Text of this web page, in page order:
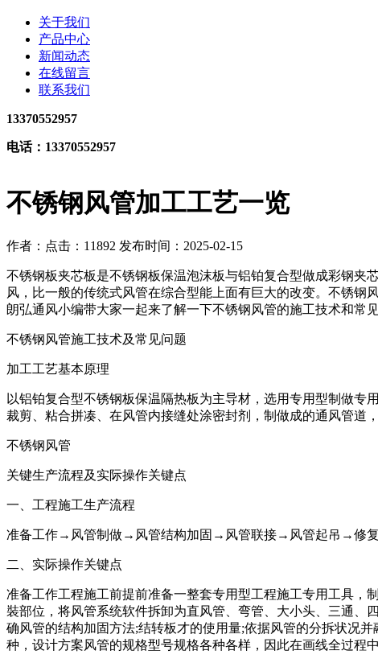
不锈钢风管加工工艺一览
作者： 点击：11892 发布时间：2025-02-15
不锈钢板夹芯板是不锈钢板保温泡沫板与铝铂复合型做成彩钢夹
风，比一般的传统式风管在综合型能上面有巨大的改变。不锈
朗弘通风小编带大家一起来了解一下不锈钢风管的施工技术和常见
不锈钢风管施工技术及常见问题
加工工艺基本原理
以铝铂复合型不锈钢板保温隔热板为主导材，选用专用型制做
裁剪、粘合拼凑、在风管内接缝处涂密封剂，制做成的通风管道
不锈钢风管
关键生产流程及实际操作关键点
一、工程施工生产流程
准备工作→风管制做→风管结构加固→风管联接→风管起吊→修
二、实际操作关键点
准备工作工程施工前提前准备一整套专用型工程施工专用工具，
裝部位，将风管系统软件拆卸为直风管、弯管、大小头、三通、
确风管的结构加固方法;结转板才的使用量;依据风管的分拆状况
种，设计方案风管的规格型号规格各种各样，因此在画线全过程
关于我们
产品中心
新闻动态
在线留言
联系我们
13370552957
电话：13370552957